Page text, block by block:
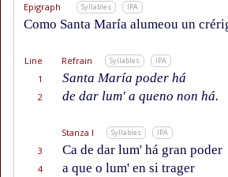
Epigraph
Syllables IPA
Como Santa María alumeou un
Line Refrain Syllables IPA
1
Santa María poder há
2
de dar lum' a queno non há.
Stanza I Syllables IPA
3 Ca de dar lum' há gran poder
4
a que o lum' en si trager